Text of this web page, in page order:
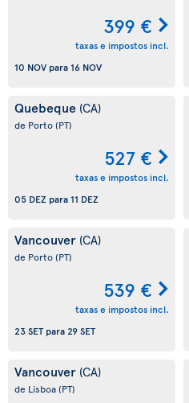
399 €
taxas e impostos incl.
10 NOV para 16 NOV
Quebeque (CA)
de Porto(PT)
527 €
taxas e impostos incl.
05 DEZ para 11 DEZ
Vancouver (CA)
de Porto(PT)
539 €
taxas e impostos incl.
23 SETpara29 SET
Vancouver (CA)
de Lisboa(PT)